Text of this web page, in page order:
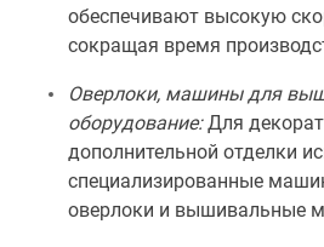
обеспечивают высокую
сокращая время
Оверлоки, машины для
оборудование:Для
дополнительной отделки
специализированные
оверлоки и вышивальные